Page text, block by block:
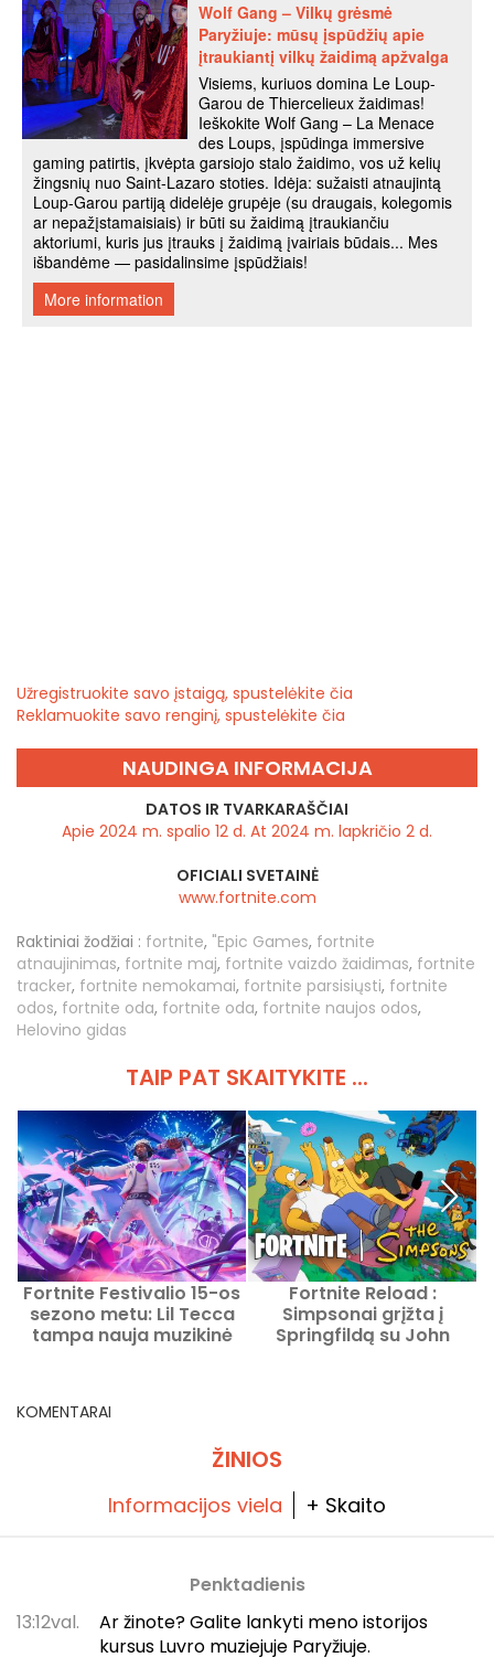
Užregistruokite savo įstaigą, spustelėkite čia
Reklamuokite savo renginį, spustelėkite čia
NAUDINGA INFORMACIJA
DATOS IR TVARKARAŠČIAI
Apie 2024 m. spalio 12 d. At 2024 m. lapkričio 2 d.
OFICIALI SVETAINĖ
www.fortnite.com
Raktiniai žodžiai : fortnite, "Epic Games, fortnite
atnaujinimas, fortnite maj, fortnite vaizdo žaidimas, fortnite
tracker, fortnite nemokamai, fortnite parsisiųsti, fortnite
odos, fortnite oda, fortnite oda, fortnite naujos odos,
Helovino gidas
TAIP PAT SKAITYKITE ...
Fortnite Festivalio 15-os
sezono metu: Lil Tecca
tampa nauja muzikinė
Fortnite Reload :
Simpsonai grįžta į
Springfildą su John
KOMENTARAI
ŽINIOS
Informacijos viela + Skaito
Penktadienis
13:12val.
Ar žinote? Galite lankyti meno istorijos
kursus Luvro muziejuje Paryžiuje.